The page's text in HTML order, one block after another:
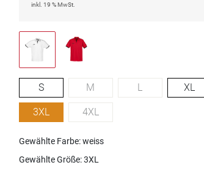
inkl. 19 % MwSt.
S M L XL
3XL 4XL
Gewählte Farbe: weiss
Gewählte Größe:3XL